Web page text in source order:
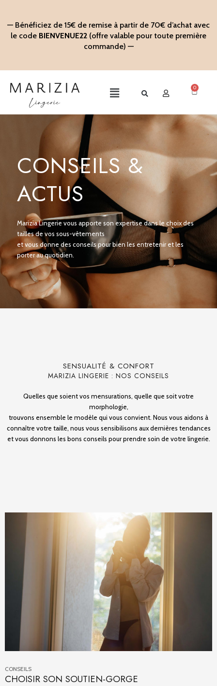
contenu
— Bénéficiez de 15€ de remise à partir de 70€ d’achat avec
le code BIENVENUE22 (offre valable pour toute première
commande) —
Main
0
Panier
CONSEILS &
ACTUS
Marizia Lingerie vous apporte son expertise dans le choix des
taillesde vos sous-vêtements
et vous donne des conseils pour bien les entretenir et les
porter au quotidien.
SENSUALITÉ & CONFORT
MARIZIA LINGERIE : NOS CONSEILS
Quelles que soient vos mensurations, quelle que soit votre
morphologie,
trouvons ensemble le modèle qui vous convient. Nous vous aidons à
connaître votre taille, nous vous sensibilisons aux dernières tendances
et vous donnons les bons conseils pour prendre soin de votre lingerie.
CONSEILS
CHOISIR SON SOUTIEN-GORGE